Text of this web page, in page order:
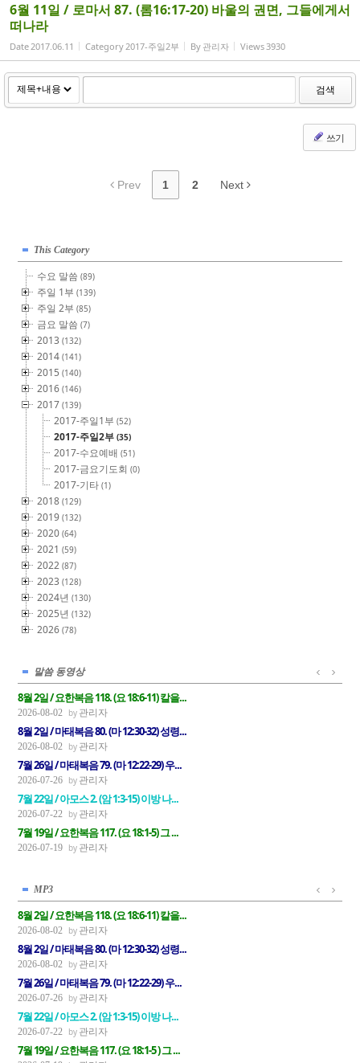
6월 11일 / 로마서 87. (롬16:17-20) 바울의 권면, 그들에게서
떠나라
Date2017.06.11 Category2017-주일2부 By 관리자 Views3930
검색
쓰기
Prev 1 2 Next
This Category
수요 말씀(89)
주일 1부(139)
주일 2부(85)
금요 말씀(7)
2013(132)
2014(141)
2015(140)
2016(146)
2017(139)
2017-주일1부(52)
2017-주일2부(35)
2017-수요예배(51)
2017-금요기도회(0)
2017-기타(1)
2018(129)
2019(132)
2020(64)
2021(59)
2022(87)
2023(128)
2024년(130)
2025년(132)
2026(78)
말씀 동영상
8월 2일 / 요한복음 118. (요 18:6-11) 칼을...
2026-08-02 관리자
8월 2일 / 마태복음 80. (마 12:30-32) 성령...
2026-08-02 관리자
7월 26일 / 마태복음 79. (마 12:22-29) 우...
2026-07-26 관리자
7월 22일 / 아모스 2. (암 1:3-15) 이방 나...
2026-07-22 관리자
7월 19일 / 요한복음 117. (요 18:1-5) 그 ...
2026-07-19 관리자
MP3
8월 2일 / 요한복음 118. (요 18:6-11) 칼을...
2026-08-02 관리자
8월 2일 / 마태복음 80. (마 12:30-32) 성령...
2026-08-02 관리자
7월 26일 / 마태복음 79. (마 12:22-29) 우...
2026-07-26 관리자
7월 22일 / 아모스 2. (암 1:3-15) 이방 나...
2026-07-22 관리자
7월 19일 / 요한복음 117. (요 18:1-5 ) 그 ...